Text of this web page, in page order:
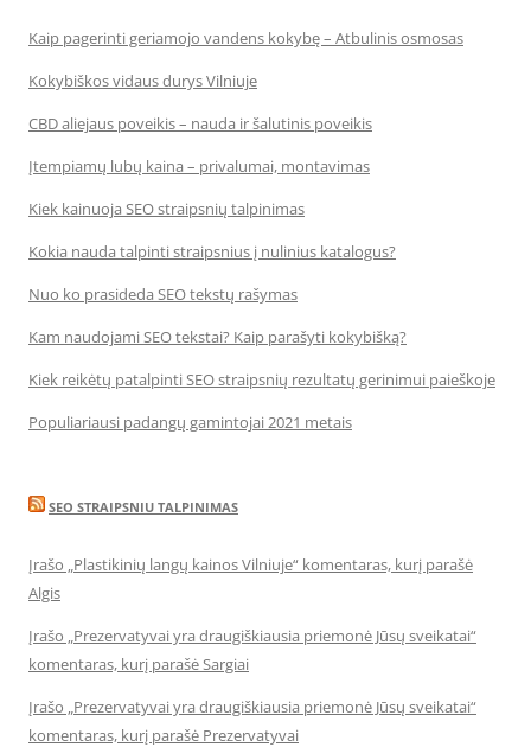
Kaip pagerinti geriamojo vandens kokybę – Atbulinis osmosas
Kokybiškos vidaus durys Vilniuje
CBD aliejaus poveikis – nauda ir šalutinis poveikis
Įtempiamų lubų kaina – privalumai, montavimas
Kiek kainuoja SEO straipsnių talpinimas
Kokia nauda talpinti straipsnius į nulinius katalogus?
Nuo ko prasideda SEO tekstų rašymas
Kam naudojami SEO tekstai? Kaip parašyti kokybišką?
Kiek reikėtų patalpinti SEO straipsnių rezultatų gerinimui paieškoje
Populiariausi padangų gamintojai 2021 metais
SEO STRAIPSNIU TALPINIMAS
Įrašo „Plastikinių langų kainos Vilniuje“ komentaras, kurį parašė
Algis
Įrašo „Prezervatyvai yra draugiškiausia priemonė Jūsų sveikatai“
komentaras, kurį parašė Sargiai
Įrašo „Prezervatyvai yra draugiškiausia priemonė Jūsų sveikatai“
komentaras, kurį parašė Prezervatyvai